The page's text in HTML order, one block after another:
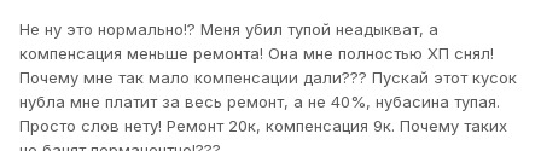
Не ну это нормально!? Меня убил тупой неадыкват, а
компенсация меньше ремонта! Она мне полностью ХП снял!
Почему мне так мало компенсации дали??? Пускай этот кусок
нубла мне платит за весь ремонт, а не 40%, нубасина тупая.
Просто слов нету! Ремонт 20к, компенсация 9к. Почему таких